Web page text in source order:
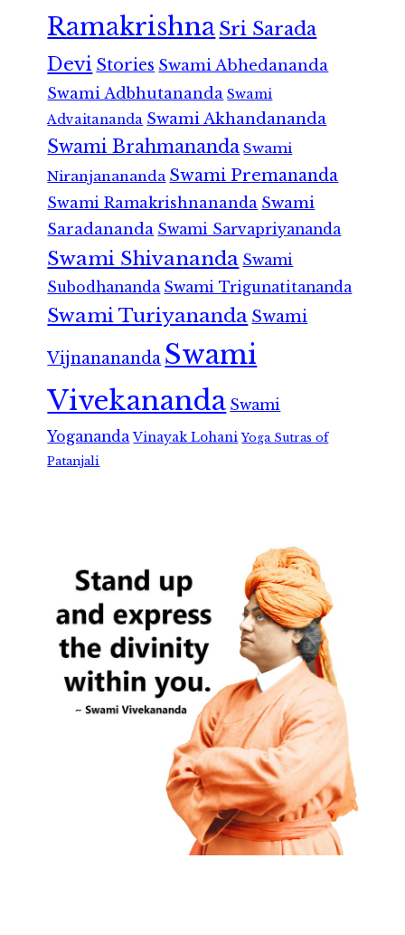
RamakrishnaSri Sarada
Devi Stories Swami Abhedananda
Swami Adbhutananda Swami
Advaitananda Swami Akhandananda
Swami Brahmananda Swami
Niranjanananda Swami Premananda
Swami Ramakrishnananda Swami
Saradananda Swami Sarvapriyananda
Swami Shivananda Swami
Subodhananda Swami Trigunatitananda
Swami Turiyananda Swami
Vijnanananda Swami
Vivekananda Swami
Yogananda Vinayak Lohani Yoga Sutras of
Patanjali